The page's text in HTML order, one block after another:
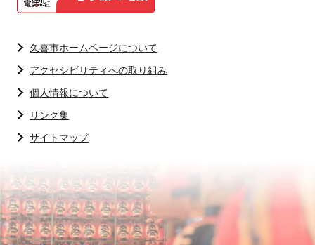
久喜市ホームページについて
アクセシビリティへの取り組み
個人情報について
リンク集
サイトマップ